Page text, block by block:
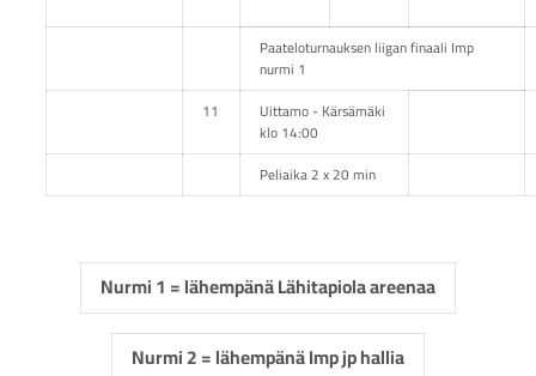
Paateloturnauksen liigan finaali Imp
nurmi 1
11
Uittamo - Kärsämäki
klo 14:00
Peliaika 2 x 20 min
Nurmi 1 = lähempänä Lähitapiola areenaa
Nurmi 2 = lähempänä Imp jp hallia